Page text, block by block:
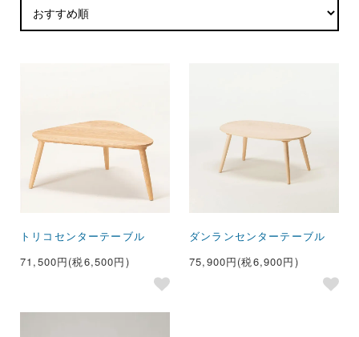
トリコセンターテーブル
71,500円(税6,500円)
ダンランセンターテーブル
75,900円(税6,900円)